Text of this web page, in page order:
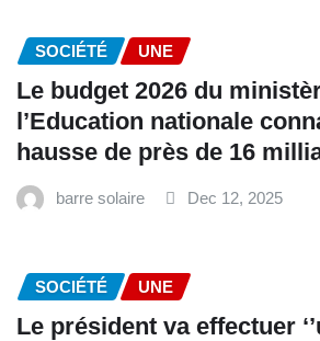
SOCIÉTÉ UNE
Le budget 2026 du
l’Education nationale
hausse de près de 16
barre solaire Dec 12, 2025
SOCIÉTÉ UNE
Le président va effectuer